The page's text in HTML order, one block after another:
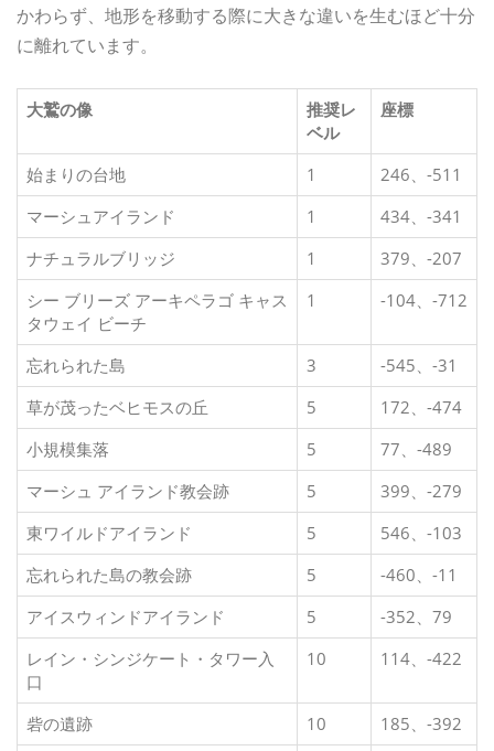
かわらず、地形を移動する際に大きな違いを生むほど十分
に離れています。
大鷲の像
推奨レ
ベル
座標
始まりの台地 1
246、-511
マーシュアイランド
1
434、-341
ナチュラルブリッジ
1
379、-207
シー ブリーズ アーキペラゴ キャス
タウェイ ビーチ
1 -104、-712
忘れられた島 3
-545、-31
草が茂ったベヒモスの丘
5
172、-474
小規模集落
5
77、-489
マーシュ アイランド教会跡
5
399、-279
東ワイルドアイランド
5
546、-103
忘れられた島の教会跡
5
-460、-11
アイスウィンドアイランド
5
-352、79
レイン・シンジケート・タワー入
口
10 114、-422
砦の遺跡 10
185、-392